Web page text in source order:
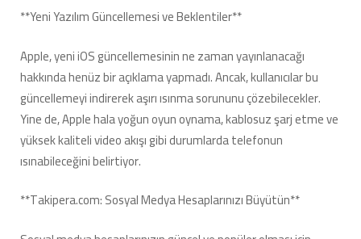
**Yeni Yazılım Güncellemesi ve Beklentiler**
Apple, yeni iOS güncellemesinin ne zaman yayınlanacağı
hakkında henüz bir açıklama yapmadı. Ancak, kullanıcılar bu
güncellemeyi indirerek aşırı ısınma sorununu çözebilecekler.
Yine de, Apple hala yoğun oyun oynama, kablosuz şarj etme ve
yüksek kaliteli video akışı gibi durumlarda telefonun
ısınabileceğini belirtiyor.
**Takipera.com: Sosyal Medya Hesaplarınızı Büyütün**